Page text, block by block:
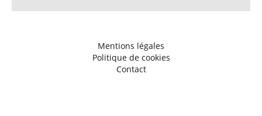
Mentions légales
Politique de cookies
Contact